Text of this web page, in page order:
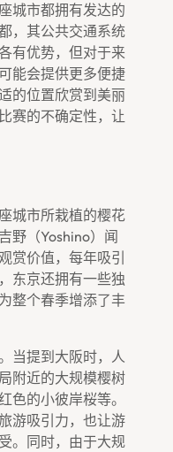
城市都拥有发达的
，其公共交通系统
有优势，但对于来
能会提供更多便捷
的位置欣赏到美丽
赛的不确定性，让
城市所栽植的樱花
野（Yoshino）闻
赏价值，每年吸引
东京还拥有一些独
整个春季增添了丰
当提到大阪时，人
附近的大规模樱树
色的小彼岸桜等。
游吸引力，也让游
。同时，由于大规